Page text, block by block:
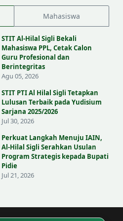
Mahasiswa
STIT Al-Hilal Sigli Bekali
Mahasiswa PPL, Cetak Calon
Guru Profesional dan
Berintegritas
Agu 05, 2026
STIT PTI Al Hilal Sigli Tetapkan
Lulusan Terbaik pada Yudisium
Sarjana 2025/2026
Jul 30, 2026
Perkuat Langkah Menuju IAIN,
Al-Hilal Sigli Serahkan Usulan
Program Strategis kepada Bupati
Pidie
Jul 21, 2026